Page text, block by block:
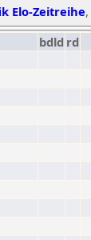
Elo-Zeitreihe,
bdld rd